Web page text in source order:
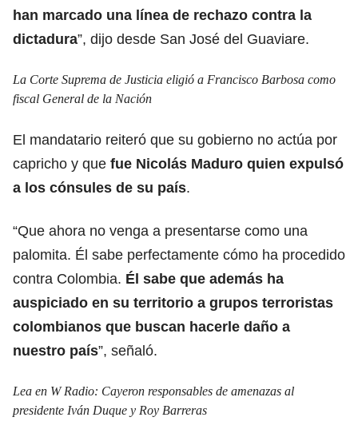
han marcado una línea de rechazo contra la
dictadura”, dijo desde San José del Guaviare.
La Corte Suprema de Justicia eligió a Francisco Barbosa como
fiscal General de la Nación
El mandatario reiteró que su gobierno no actúa por
capricho y que fue Nicolás Maduro quien expulsó
a los cónsules de su país.
“Que ahora no venga a presentarse como una
palomita. Él sabe perfectamente cómo ha procedido
contra Colombia. Él sabe que además ha
auspiciado en su territorio a grupos terroristas
colombianos que buscan hacerle daño a
nuestro país”, señaló.
Lea en W Radio: Cayeron responsables de amenazas al
presidente Iván Duque y Roy Barreras